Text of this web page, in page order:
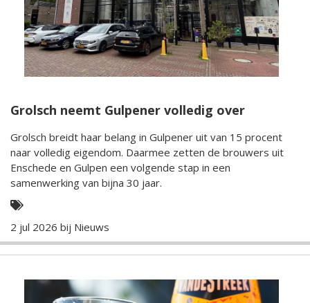
Grolsch neemt Gulpener volledig over
Grolsch breidt haar belang in Gulpener uit van 15 procent
naar volledig eigendom. Daarmee zetten de brouwers uit
Enschede en Gulpen een volgende stap in een
samenwerking van bijna 30 jaar.
2 jul 2026 bij Nieuws